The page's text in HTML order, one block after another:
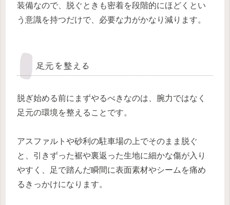
装備なので、脱ぐときも密着を段階的にほどくとい
う意識を持つだけで、必要な力がかなり減ります。
足元を整える
脱ぎ始める前にまずやるべきなのは、腕力ではなく
足元の環境を整えることです。
アスファルトや砂利の駐車場の上でそのまま脱ぐ
と、引きずった裾や裏返った生地に細かな傷が入り
やすく、足で踏んだ瞬間に表面素材やシームを痛め
るきっかけになります。